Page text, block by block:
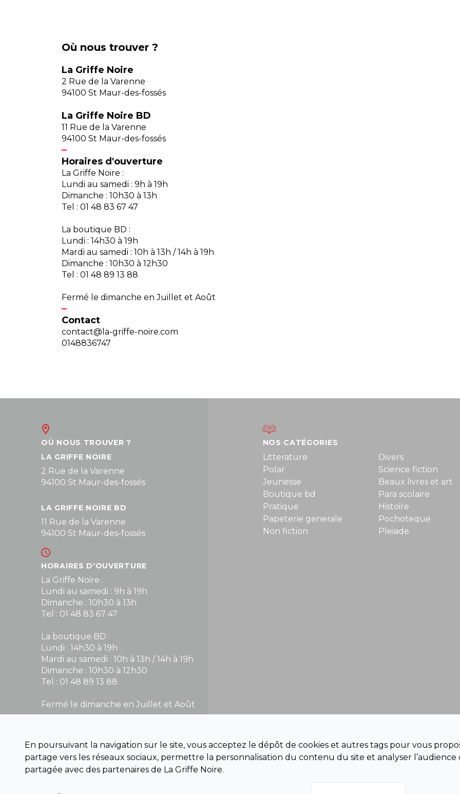
Où nous trouver ?
La Griffe Noire
2 Rue de la Varenne
94100 St Maur-des-fossés
La Griffe Noire BD
11 Rue de la Varenne
94100 St Maur-des-fossés
Horaires d'ouverture
La Griffe Noire :
Lundi au samedi : 9h à 19h
Dimanche : 10h30 à 13h
Tel : 01 48 83 67 47
La boutique BD :
Lundi : 14h30 à 19h
Mardi au samedi : 10h à 13h / 14h à 19h
Dimanche : 10h30 à 12h30
Tel : 01 48 89 13 88
Fermé le dimanche en Juillet et Août
Contact
contact@la-griffe-noire.com
0148836747
OÙ NOUS TROUVER ?
LA GRIFFE NOIRE
2 Rue de la Varenne
94100 St Maur-des-fossés
LA GRIFFE NOIRE BD
11 Rue de la Varenne
94100 St Maur-des-fossés
HORAIRES D'OUVERTURE
La Griffe Noire :
Lundi au samedi : 9h à 19h
Dimanche : 10h30 à 13h
Tel : 01 48 83 67 47
La boutique BD :
Lundi : 14h30 à 19h
Mardi au samedi : 10h à 13h / 14h à 19h
Dimanche : 10h30 à 12h30
Tel : 01 48 89 13 88
Fermé le dimanche en Juillet et Août
contact@la-griffe-noire.com
NOS CATÉGORIES
Litterature
Polar
Jeunesse
Boutique bd
Pratique
Papeterie generale
Non fiction
Divers
Science fiction
Beaux livres et art
Para scolaire
Histoire
Pochoteque
Pleiade
En poursuivant la navigation sur le site, vous acceptez le dépôt de cookies et autres tags pour vous
partage vers les réseaux sociaux, permettre la personnalisation du contenu du site et analyser
partagée avec des partenaires de La Griffe Noire.